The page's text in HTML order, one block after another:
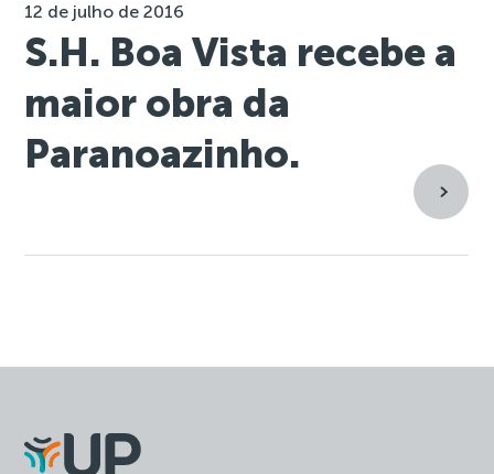
12 de julho de 2016
S.H. Boa Vista recebe a
maior obra da
Paranoazinho.